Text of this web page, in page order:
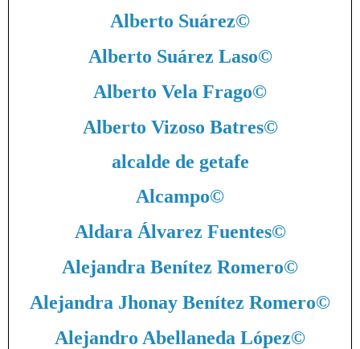
Alberto Suárez©
Alberto Suárez Laso©
Alberto Vela Frago©
Alberto Vizoso Batres©
alcalde de getafe
Alcampo©
Aldara Álvarez Fuentes©
Alejandra Benítez Romero©
Alejandra Jhonay Benítez Romero©
Alejandro Abellaneda López©